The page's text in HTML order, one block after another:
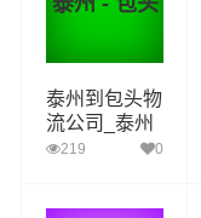
泰州到包头物
流公司_泰州
到包头货运_
219 0